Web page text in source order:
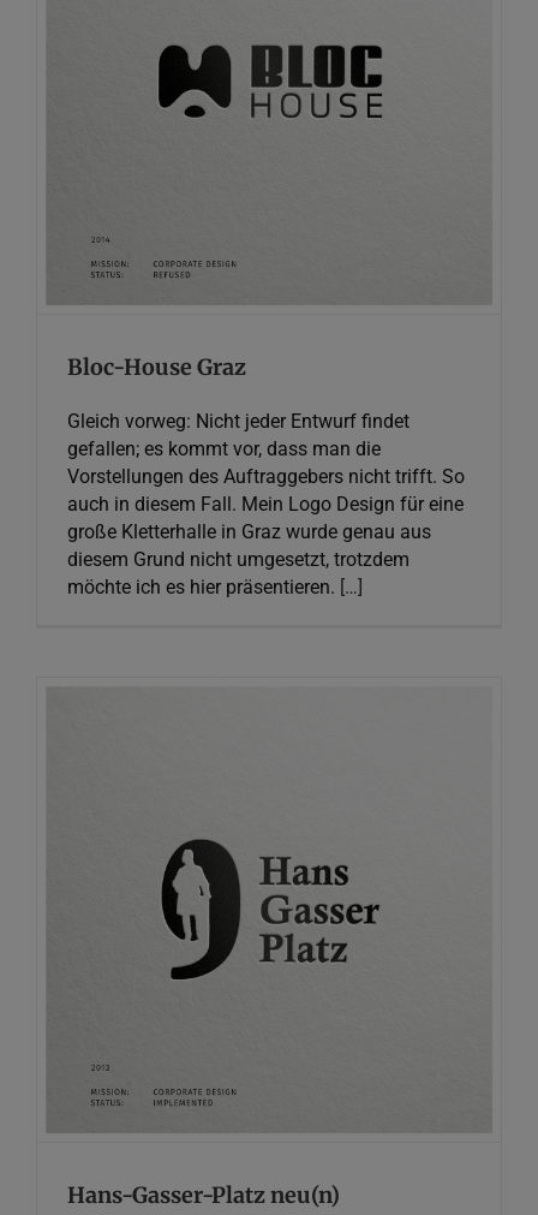
Bloc-House Graz
Graphic Design
Bloc-House Graz
Gleich vorweg: Nicht jeder Entwurf findet
gefallen; es kommt vor, dass man die
Vorstellungen des Auftraggebers nicht trifft. So
auch in diesem Fall. Mein Logo Design für eine
große Kletterhalle in Graz wurde genau aus
diesem Grund nicht umgesetzt, trotzdem
möchte ich es hier präsentieren. […]
Hans-Gasser-Platz neu(n)
Graphic Design
Hans-Gasser-Platz neu(n)